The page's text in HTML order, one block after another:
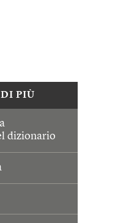
PIÙ
dizionario